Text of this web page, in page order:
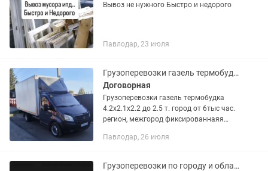
Вывоз не нужного Быстро и недорого
Павлодар, 23 июля
Грузоперевозки газель термобудка 4.2
Договорная
Грузоперевозки газель термобудка
4.2х2.1х2.2 до 2.5 т. город от 6тыс час.
регион, межгород фиксированнаяя
ваша фиксированна ставка, опыт . Нал,
Павлодар, 26 июля
Грузоперевозки по городу и области